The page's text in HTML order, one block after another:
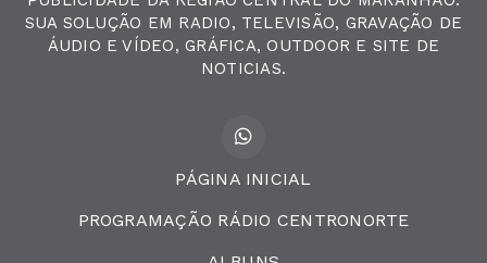
SUA SOLUÇÃO EM RADIO, TELEVISÃO, GRAVAÇÃO DE
ÁUDIO E VÍDEO, GRÁFICA, OUTDOOR E SITE DE
NOTICIAS.
PÁGINA INICIAL
PROGRAMAÇÃO RÁDIO CENTRONORTE